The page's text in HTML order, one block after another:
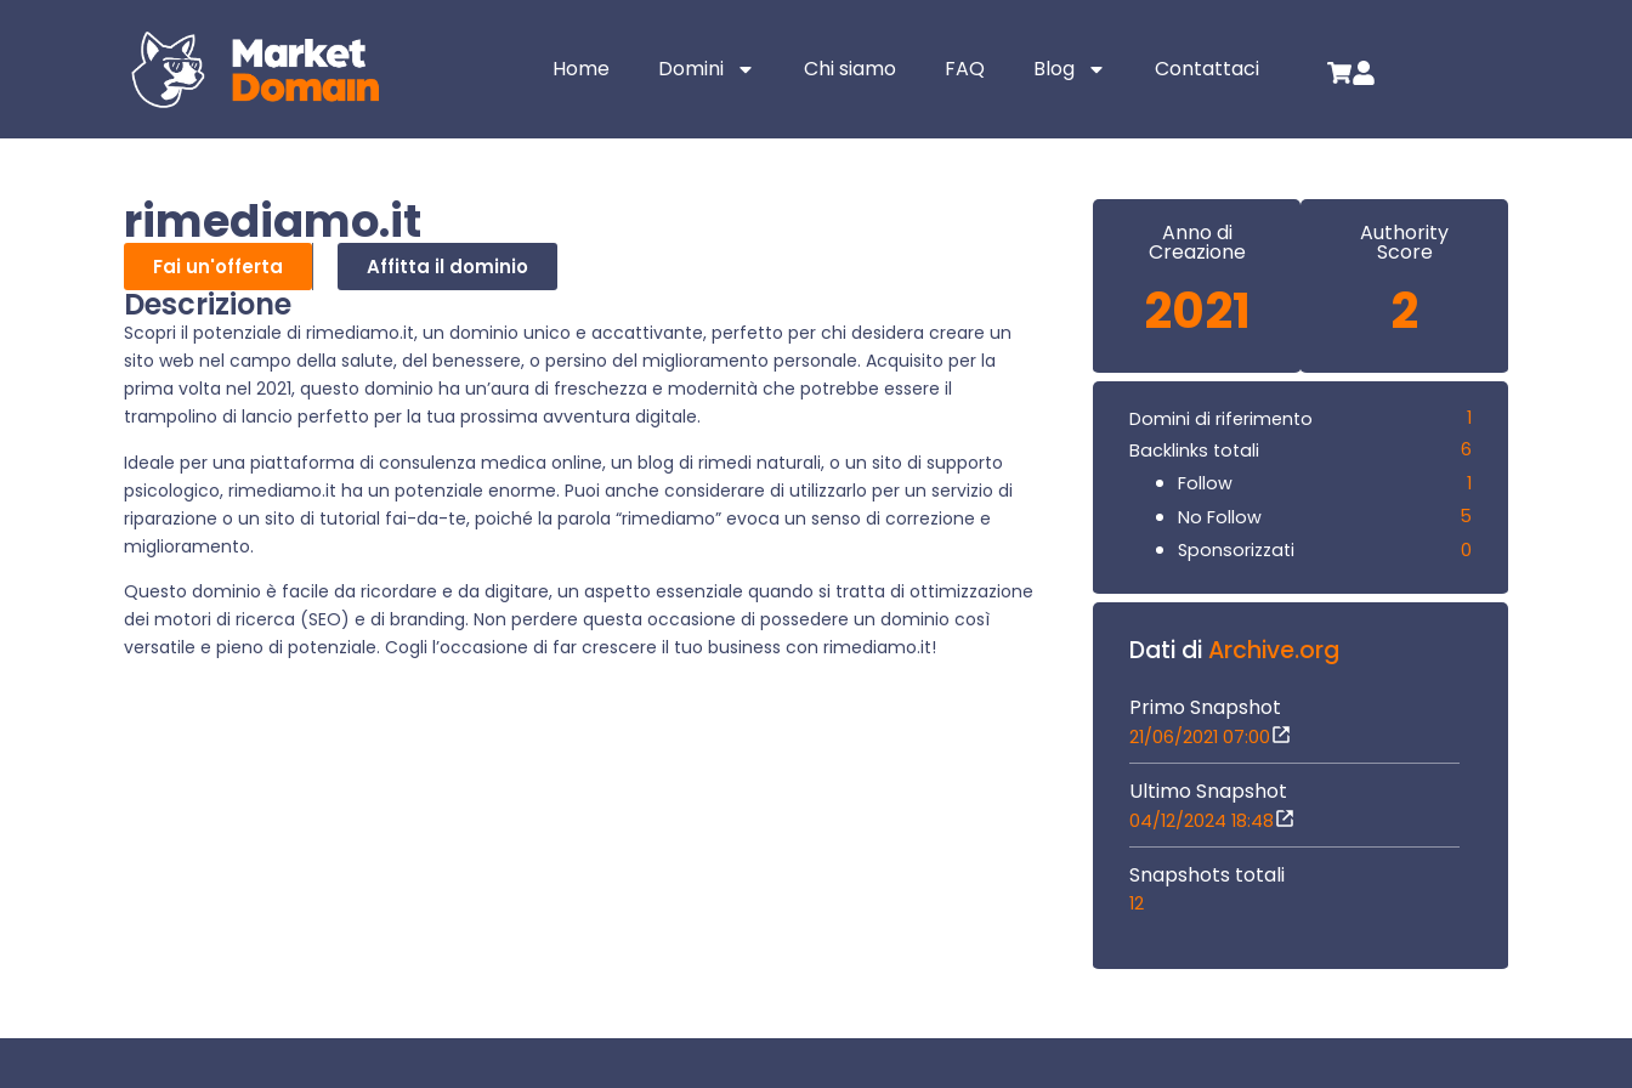
Home Domini Chi siamo FAQ Blog Contattaci
rimediamo.it
Fai un'offerta Affitta il dominio
Descrizione
Scopri il potenziale di rimediamo.it, un dominio unico e accattivante, perfetto per chi desidera creare un
sito web nel campo della salute, del benessere, o persino del miglioramento personale. Acquisito per la
prima volta nel 2021, questo dominio ha un’aura di freschezza e modernità che potrebbe essere il
trampolino di lancio perfetto per la tua prossima avventura digitale.
Ideale per una piattaforma di consulenza medica online, un blog di rimedi naturali, o un sito di supporto
psicologico, rimediamo.it ha un potenziale enorme. Puoi anche considerare di utilizzarlo per un servizio di
riparazione o un sito di tutorial fai-da-te, poiché la parola “rimediamo” evoca un senso di correzione e
miglioramento.
Questo dominio è facile da ricordare e da digitare, un aspetto essenziale quando si tratta di ottimizzazione
dei motori di ricerca (SEO) e di branding. Non perdere questa occasione di possedere un dominio così
versatile e pieno di potenziale. Cogli l’occasione di far crescere il tuo business con rimediamo.it!
Anno di
Creazione
2021
Authority
Score
2
Domini di riferimento
1
Backlinks totali
6
Follow
1
No Follow
5
Sponsorizzati
0
Dati diArchive.org
Primo Snapshot
21/06/2021 07:00
Ultimo Snapshot
04/12/2024 18:48
Snapshots totali
12